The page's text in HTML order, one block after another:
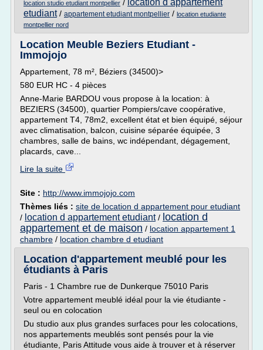
location studio etudiant montpellier / location d appartement
etudiant/ appartement etudiant montpellier / location etudiante
montpellier nord
Location Meuble Beziers Etudiant -
Immojojo
Appartement, 78 m², Béziers (34500)>
580 EUR HC - 4 pièces
Anne-Marie BARDOU vous propose à la location: à
BEZIERS (34500), quartier Pompiers/cave coopérative,
appartement T4, 78m2, excellent état et bien équipé, séjour
avec climatisation, balcon, cuisine séparée équipée, 3
chambres, salle de bains, wc indépendant, dégagement,
placards, cave...
Lire la suite
Site : http://www.immojojo.com
Thèmes liés : site de location d appartement pour etudiant
/ location d appartement etudiant/ location d
appartement et de maison / location appartement 1
chambre / location chambre d etudiant
Location d'appartement meublé pour les
étudiants à Paris
Paris - 1 Chambre rue de Dunkerque 75010 Paris
Votre appartement meublé idéal pour la vie étudiante -
seul ou en colocation
Du studio aux plus grandes surfaces pour les colocations,
nos appartements meublés sont pensés pour la vie
étudiante, Paris Attitude vous aide à trouver et à réserver